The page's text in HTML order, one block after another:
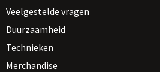
Veelgestelde vragen
Duurzaamheid
Technieken
Merchandise